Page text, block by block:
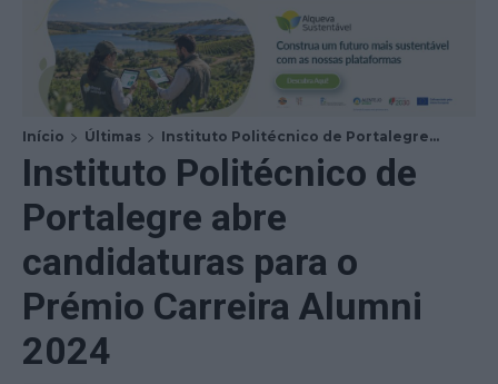
Início Últimas Instituto Politécnico de Portalegre...
Instituto Politécnico de
Portalegre abre
candidaturas para o
Prémio Carreira Alumni
2024